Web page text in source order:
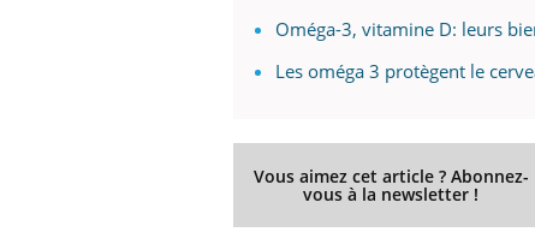
Oméga-3, vitamine D: leurs
Les oméga 3 protègent le
Vous aimez cet article ? Abonnez-
vous à la newsletter !